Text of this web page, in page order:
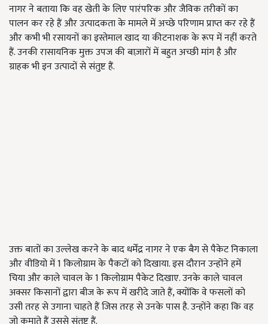
नागर ने बताया कि वह खेती के लिए पारंपरिक और जैविक तरीकों का
पालन कर रहे हैं और उत्पादकता के मामले में अच्छे परिणाम प्राप्त कर रहे हैं
और कभी भी रसायनों का इस्तेमाल खाद या कीटनाशक के रूप में नहीं करते
हैं. उनकी रासायनिक मुक्त उपज की बाज़ारों में बहुत अच्छी मांग है और
ग्राहक भी इन उत्पादों से संतुष्ट हैं.
उक्त बातों का उल्लेख करने के बाद धर्मेंद्र नागर ने एक बैग से पैकेट निकाला
और वीडियो में 1 किलोग्राम के पैकटों को दिखाया. इस दौरान उन्होंने हमें
चिया और काले चावल के 1 किलोग्राम पैकेट दिखाए. उनके काले चावल
अक्सर किसानों द्वारा बीज के रूप में खरीदे जाते हैं, क्योंकि वे फसलों को
उसी तरह से उगाना चाहते हैं जिस तरह से उनके पास है. उन्होंने कहा कि वह